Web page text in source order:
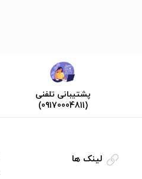
پشتیبانی تلفنی
(09170004811)
لینک ها